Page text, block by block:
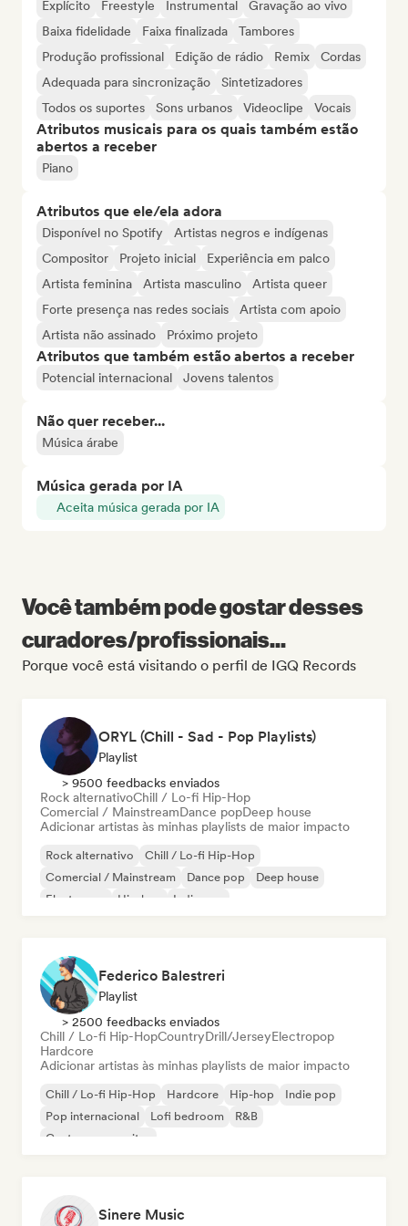
Explícito Freestyle Instrumental
Gravação ao vivo
Baixa fidelidade
Faixa finalizada
Tambores
Produção profissional
Edição de rádio Remix
Cordas
Adequada para sincronização
Sintetizadores
Todos os suportes
Sons urbanos Videoclipe Vocais
Atributos musicais para os quais também estão
abertos a receber
Piano
Atributos que ele/ela adora
Disponível no Spotify
Artistas negros e indígenas
Compositor
Projeto inicial
Experiência em palco
Artista feminina
Artista masculino
Artista queer
Forte presença nas redes sociais
Artista com apoio
Artista não assinado
Próximo projeto
Atributos que também estão abertos a receber
Potencial internacional Jovens talentos
Não quer receber...
Música árabe
Música gerada por IA
Aceita música gerada por IA
Você também pode gostar desses
curadores/profissionais...
Porque você está visitando o perfil de IGQ Records
ORYL (Chill - Sad - Pop Playlists)
Playlist
> 9500 feedbacks enviados
Rock alternativoChill / Lo-fi Hip-Hop
Comercial / MainstreamDance popDeep house
Adicionar artistas às minhas playlists de maior impacto
Rock alternativo
Chill / Lo-fi Hip-Hop
Comercial / Mainstream
Dance pop
Deep house
Electropop
Hip-hop Indie pop
Federico Balestreri
Playlist
> 2500 feedbacks enviados
Chill / Lo-fi Hip-HopCountryDrill/JerseyElectropop
Hardcore
Adicionar artistas às minhas playlists de maior impacto
Chill / Lo-fi Hip-Hop Hardcore Hip-hop
Indie pop
Pop internacional
Lofi bedroom
R&B
Cantor-compositor
Sinere Music